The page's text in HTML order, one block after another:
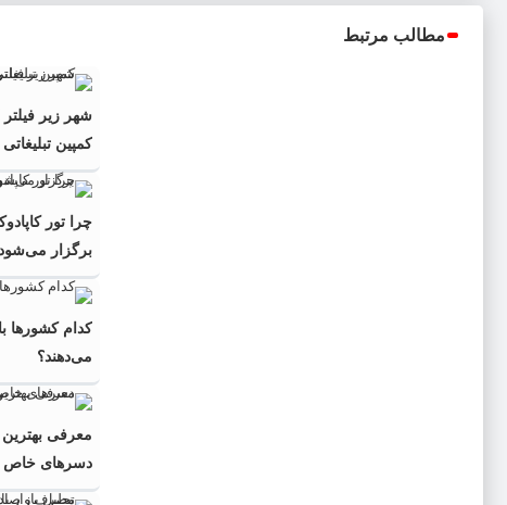
مطالب مرتبط
شهر زیر
کمپین
چرا تور
برگزار
کدام کشورها
می‌دهند؟
معرفی بهترین
دسرهای خاص